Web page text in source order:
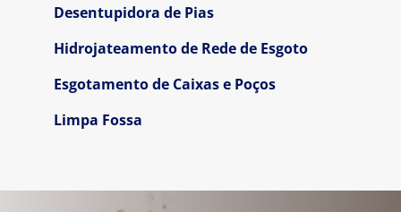
Desentupidora de Pias
Hidrojateamento de Rede de Esgoto
Esgotamento de Caixas e Poços
Limpa Fossa